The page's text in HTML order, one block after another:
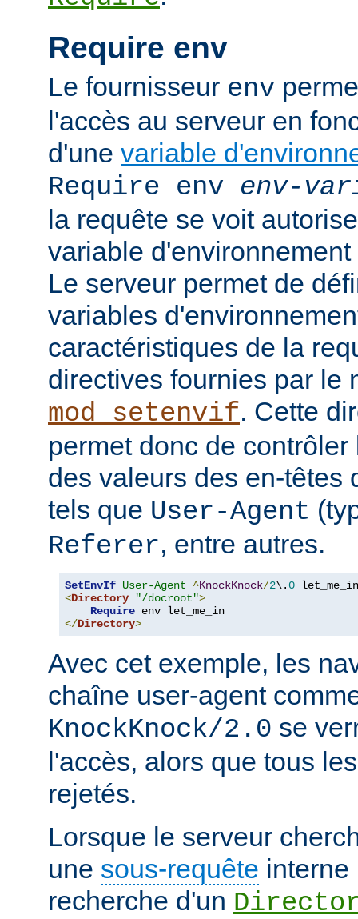
Require env
Le fournisseur env
l'accès au serveur en
d'une variable
Require env env-
la requête se voit
variable d'environnement
Le serveur permet de
variables
caractéristiques de la
directives fournies par le
mod_setenvif. Cette
permet donc de
des valeurs des en-têtes
tels que User-Agent
Referer, entre autres.
SetEnvIf User-Agent ^KnockKnock/2\.0
<Directory "/docroot">
Require
</Directory>
Avec cet exemple, les
chaîne user-agent
KnockKnock/2.0 se
l'accès, alors que tous
rejetés.
Lorsque le serveur
une sous-requête interne
recherche d'un